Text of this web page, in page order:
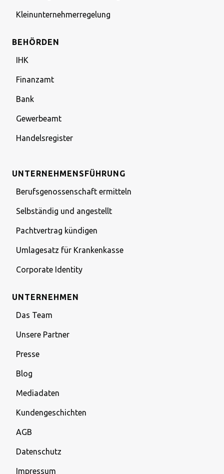
Kleinunternehmerregelung
BEHÖRDEN
IHK
Finanzamt
Bank
Gewerbeamt
Handelsregister
UNTERNEHMENSFÜHRUNG
Berufsgenossenschaft ermitteln
Selbständig und angestellt
Pachtvertrag kündigen
Umlagesatz für Krankenkasse
Corporate Identity
UNTERNEHMEN
Das Team
Unsere Partner
Presse
Blog
Mediadaten
Kundengeschichten
AGB
Datenschutz
Impressum